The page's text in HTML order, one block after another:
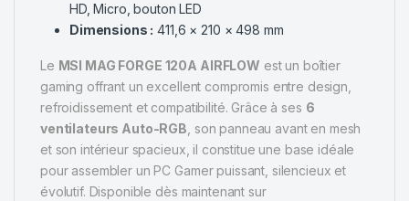
HD, Micro, bouton LED
Dimensions : 411,6 × 210 × 498 mm
Le MSI MAG FORGE 120A AIRFLOW est un boîtier
gaming offrant un excellent compromis entre design,
refroidissement et compatibilité. Grâce à ses 6
ventilateurs Auto-RGB , son panneau avant en mesh
et son intérieur spacieux, il constitue une base idéale
pour assembler un PC Gamer puissant, silencieux et
évolutif. Disponible dès maintenant sur